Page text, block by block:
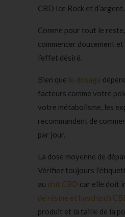
CBD Ice Rock et d’argent.
Comme pour tout le
commencer doucement
l’effet désiré.
Bien que le dosage
facteurs comme votre
votre métabolisme, les
recommandent de
par jour.
La dose moyenne de
Vérifiez toujours
au shit CBD car elle doit
de résine et haschisch
produit et la taille de la